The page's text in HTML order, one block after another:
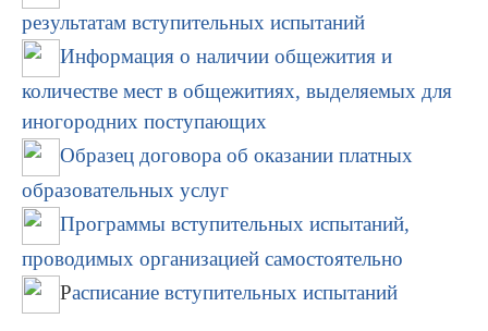
результатам вступительных испытаний
Информация о наличии общежития и
количестве мест в общежитиях, выделяемых для
иногородних поступающих
Образец договора об оказании платных
образовательных услуг
Программы вступительных испытаний,
проводимых организацией самостоятельно
Расписание вступительных испытаний